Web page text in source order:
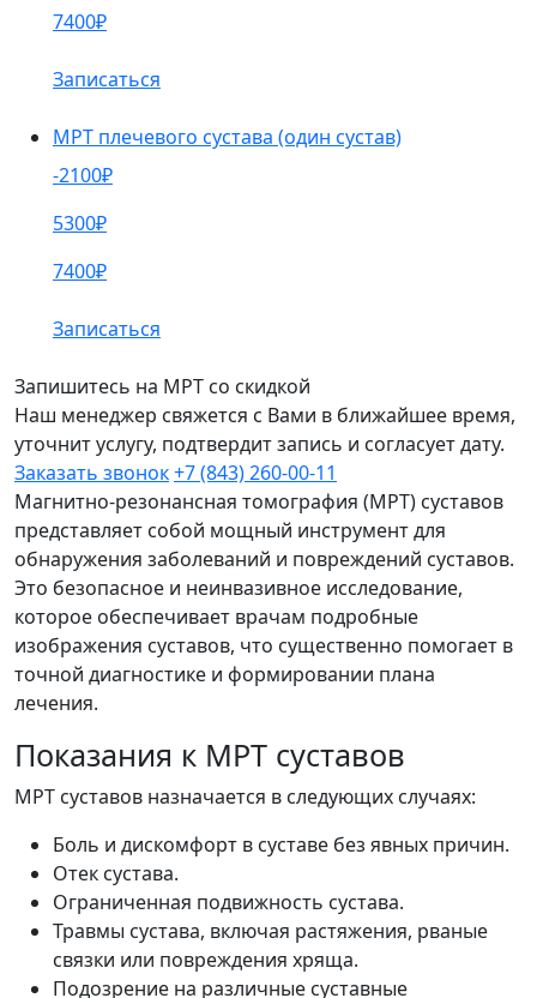
7400₽
Записаться
МРТ плечевого сустава (один сустав)
-2100₽
5300₽
7400₽
Записаться
Запишитесь на МРТ со скидкой
Наш менеджер свяжется с Вами в ближайшее время,
уточнит услугу, подтвердит запись и согласует дату.
Заказать звонок+7 (843) 260-00-11
Магнитно-резонансная томография (МРТ) суставов
представляет собой мощный инструмент для
обнаружения заболеваний и повреждений суставов.
Это безопасное и неинвазивное исследование,
которое обеспечивает врачам подробные
изображения суставов, что существенно помогает в
точной диагностике и формировании плана
лечения.
Показания к МРТ суставов
МРТ суставов назначается в следующих случаях:
Боль и дискомфорт в суставе без явных причин.
Отек сустава.
Ограниченная подвижность сустава.
Травмы сустава, включая растяжения, рваные
связки или повреждения хряща.
Подозрение на различные суставные